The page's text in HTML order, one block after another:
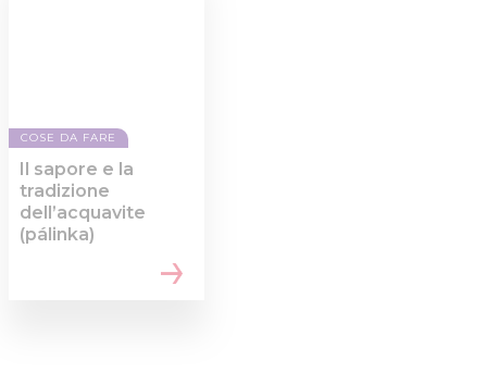
COSE DA FARE
Il sapore e la
tradizione
dell’acquavite
(pálinka)